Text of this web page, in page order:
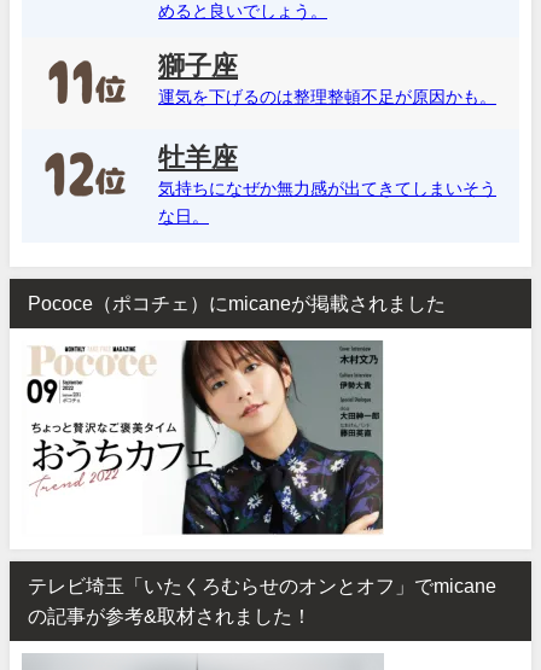
めると良いでしょう。
獅子座
運気を下げるのは整理整頓不足が原因かも。
牡羊座
気持ちになぜか無力感が出てきてしまいそう
な日。
Pococe（ポコチェ）にmicaneが掲載されました
テレビ埼玉「いたくろむらせのオンとオフ」でmicane
の記事が参考&取材されました！